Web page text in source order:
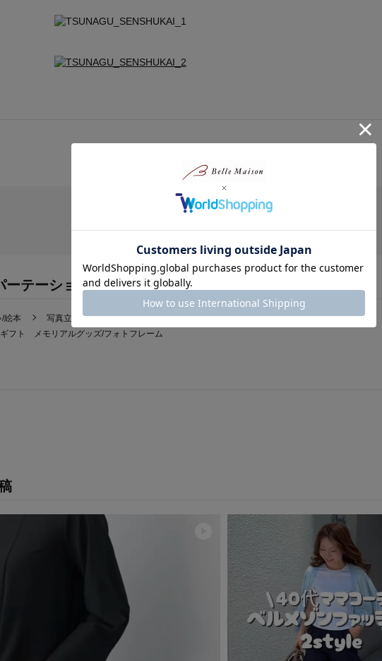
テーションフレーム」の掲載ジャンル
絵本
写真立て/メモリアルグッズ/記念品
ギフト メモリアルグッズ/フォトフレーム